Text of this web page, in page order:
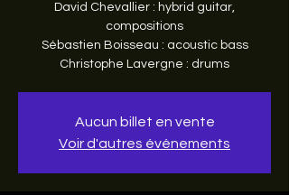
David Chevallier : hybrid guitar,
compositions
Sébastien Boisseau : acoustic bass
Christophe Lavergne : drums
Aucun billet en vente
Voir d'autres événements